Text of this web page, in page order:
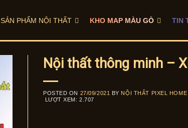
SẢN PHẨM NỘI THẤT KHO MAP MÀU GỖ TIN
Nội thất thông minh –
POSTED ON 27/09/2021 BY NỘI THẤT PIXEL HOME
LƯỢT XEM: 2.707